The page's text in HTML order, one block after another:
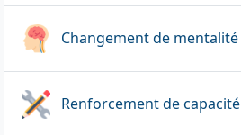
Changement de mentalité
Renforcement de capacité